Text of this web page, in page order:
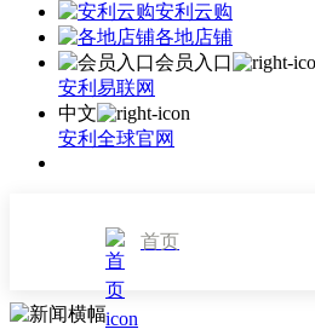
安利云购
各地店铺
会员入口
安利易联网
中文
安利全球官网
首页